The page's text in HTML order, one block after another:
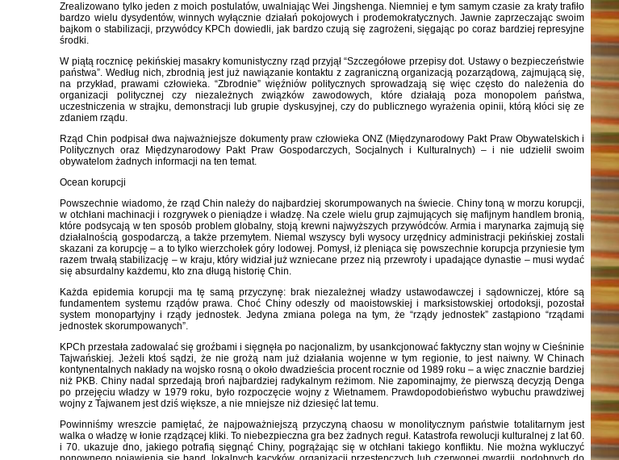
Zrealizowano tylko jeden z moich postulatów, uwalniając Wei Jingshenga. Niemniej e tym samym czasie za kraty trafiło
bardzo wielu dysydentów, winnych wyłącznie działań pokojowych i prodemokratycznych. Jawnie zaprzeczając swoim
bajkom o stabilizacji, przywódcy KPCh dowiedli, jak bardzo czują się zagrożeni, sięgając po coraz bardziej represyjne
środki.
W piątą rocznicę pekińskiej masakry komunistyczny rząd przyjął “Szczegółowe przepisy dot. Ustawy o bezpieczeństwie
państwa”. Według nich, zbrodnią jest już nawiązanie kontaktu z zagraniczną organizacją pozarządową, zajmującą się,
na przykład, prawami człowieka. “Zbrodnie” więźniów politycznych sprowadzają się więc często do należenia do
organizacji politycznej czy niezależnych związków zawodowych, które działają poza monopolem państwa,
uczestniczenia w strajku, demonstracji lub grupie dyskusyjnej, czy do publicznego wyrażenia opinii, którą kłóci się ze
zdaniem rządu.
Rząd Chin podpisał dwa najważniejsze dokumenty praw człowieka ONZ (Międzynarodowy Pakt Praw Obywatelskich i
Politycznych oraz Międzynarodowy Pakt Praw Gospodarczych, Socjalnych i Kulturalnych) – i nie udzielił swoim
obywatelom żadnych informacji na ten temat.
Ocean korupcji
Powszechnie wiadomo, że rząd Chin należy do najbardziej skorumpowanych na świecie. Chiny toną w morzu korupcji,
w otchłani machinacji i rozgrywek o pieniądze i władzę. Na czele wielu grup zajmujących się mafijnym handlem bronią,
które podsycają w ten sposób problem globalny, stoją krewni najwyższych przywódców. Armia i marynarka zajmują się
działalnością gospodarczą, a także przemytem. Niemal wszyscy byli wysocy urzędnicy administracji pekińskiej zostali
skazani za korupcję – a to tylko wierzchołek góry lodowej. Pomysł, iż pleniąca się powszechnie korupcja przyniesie tym
razem trwałą stabilizację – w kraju, który widział już wzniecane przez nią przewroty i upadające dynastie – musi wydać
się absurdalny każdemu, kto zna długą historię Chin.
Każda epidemia korupcji ma tę samą przyczynę: brak niezależnej władzy ustawodawczej i sądowniczej, które są
fundamentem systemu rządów prawa. Choć Chiny odeszły od maoistowskiej i marksistowskiej ortodoksji, pozostał
system monopartyjny i rządy jednostek. Jedyna zmiana polega na tym, że “rządy jednostek” zastąpiono “rządami
jednostek skorumpowanych”.
KPCh przestała zadowalać się groźbami i sięgnęła po nacjonalizm, by usankcjonować faktyczny stan wojny w Cieśninie
Tajwańskiej. Jeżeli ktoś sądzi, że nie grożą nam już działania wojenne w tym regionie, to jest naiwny. W Chinach
kontynentalnych nakłady na wojsko rosną o około dwadzieścia procent rocznie od 1989 roku – a więc znacznie bardziej
niż PKB. Chiny nadal sprzedają broń najbardziej radykalnym reżimom. Nie zapominajmy, że pierwszą decyzją Denga
po przejęciu władzy w 1979 roku, było rozpoczęcie wojny z Wietnamem. Prawdopodobieństwo wybuchu prawdziwej
wojny z Tajwanem jest dziś większe, a nie mniejsze niż dziesięć lat temu.
Powinniśmy wreszcie pamiętać, że najpoważniejszą przyczyną chaosu w monolitycznym państwie totalitarnym jest
walka o władzę w łonie rządzącej kliki. To niebezpieczna gra bez żadnych reguł. Katastrofa rewolucji kulturalnej z lat 60.
i 70. ukazuje dno, jakiego potrafią sięgnąć Chiny, pogrążając się w otchłani takiego konfliktu. Nie można wykluczyć